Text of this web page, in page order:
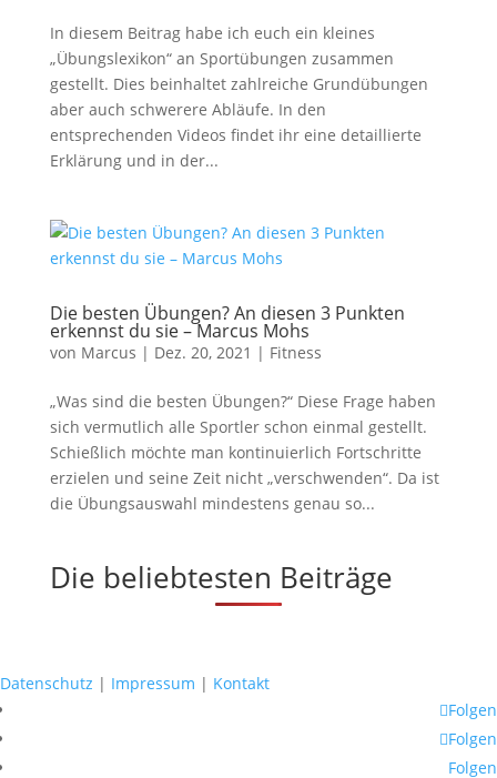
In diesem Beitrag habe ich euch ein kleines
„Übungslexikon“ an Sportübungen zusammen
gestellt. Dies beinhaltet zahlreiche Grundübungen
aber auch schwerere Abläufe. In den
entsprechenden Videos findet ihr eine detaillierte
Erklärung und in der...
Die besten Übungen? An diesen 3 Punkten
erkennst du sie – Marcus Mohs
von Marcus | Dez. 20, 2021 | Fitness
„Was sind die besten Übungen?“ Diese Frage haben
sich vermutlich alle Sportler schon einmal gestellt.
Schießlich möchte man kontinuierlich Fortschritte
erzielen und seine Zeit nicht „verschwenden“. Da ist
die Übungsauswahl mindestens genau so...
Die beliebtesten Beiträge
Datenschutz | Impressum | Kontakt
Folgen
Folgen
Folgen